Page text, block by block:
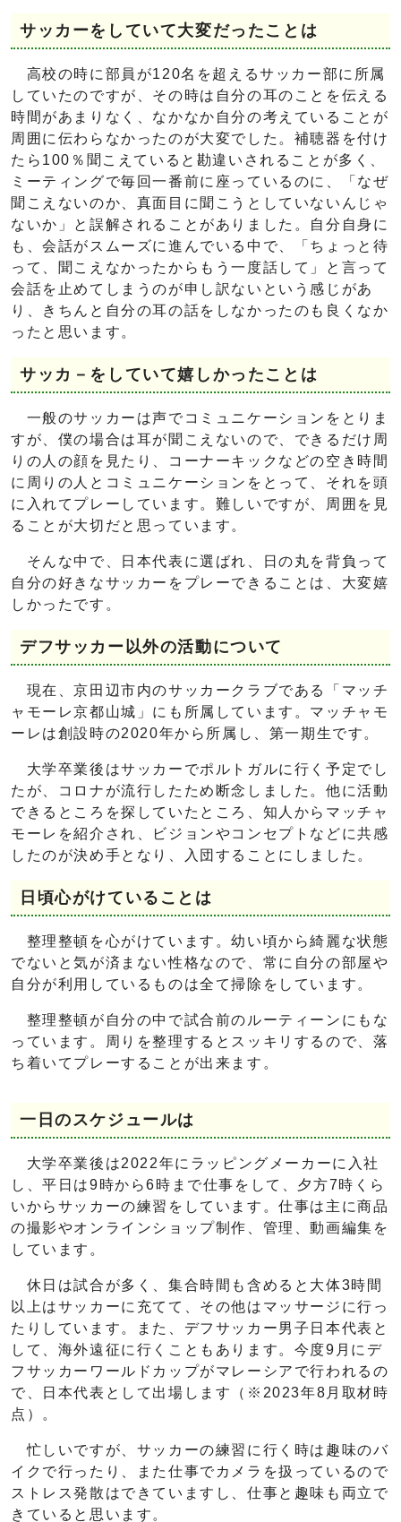
サッカーをしていて大変だったことは
高校の時に部員が120名を超えるサッカー部に所属
していたのですが、その時は自分の耳のことを伝える
時間があまりなく、なかなか自分の考えていることが
周囲に伝わらなかったのが大変でした。補聴器を付け
たら100％聞こえていると勘違いされることが多く、
ミーティングで毎回一番前に座っているのに、「なぜ
聞こえないのか、真面目に聞こうとしていないんじゃ
ないか」と誤解されることがありました。自分自身に
も、会話がスムーズに進んでいる中で、「ちょっと待
って、聞こえなかったからもう一度話して」と言って
会話を止めてしまうのが申し訳ないという感じがあ
り、きちんと自分の耳の話をしなかったのも良くなか
ったと思います。
サッカ－をしていて嬉しかったことは
一般のサッカーは声でコミュニケーションをとりま
すが、僕の場合は耳が聞こえないので、できるだけ周
りの人の顔を見たり、コーナーキックなどの空き時間
に周りの人とコミュニケーションをとって、それを頭
に入れてプレーしています。難しいですが、周囲を見
ることが大切だと思っています。
そんな中で、日本代表に選ばれ、日の丸を背負って
自分の好きなサッカーをプレーできることは、大変嬉
しかったです。
デフサッカー以外の活動について
現在、京田辺市内のサッカークラブである「マッチ
ャモーレ京都山城」にも所属しています。マッチャモ
ーレは創設時の2020年から所属し、第一期生です。
大学卒業後はサッカーでポルトガルに行く予定でし
たが、コロナが流行したため断念しました。他に活動
できるところを探していたところ、知人からマッチャ
モーレを紹介され、ビジョンやコンセプトなどに共感
したのが決め手となり、入団することにしました。
日頃心がけていることは
整理整頓を心がけています。幼い頃から綺麗な状態
でないと気が済まない性格なので、常に自分の部屋や
自分が利用しているものは全て掃除をしています。
整理整頓が自分の中で試合前のルーティーンにもな
っています。周りを整理するとスッキリするので、落
ち着いてプレーすることが出来ます。
一日のスケジュールは
大学卒業後は2022年にラッピングメーカーに入社
し、平日は9時から6時まで仕事をして、夕方7時くら
いからサッカーの練習をしています。仕事は主に商品
の撮影やオンラインショップ制作、管理、動画編集を
しています。
休日は試合が多く、集合時間も含めると大体3時間
以上はサッカーに充てて、その他はマッサージに行っ
たりしています。また、デフサッカー男子日本代表と
して、海外遠征に行くこともあります。今度9月にデ
フサッカーワールドカップがマレーシアで行われるの
で、日本代表として出場します（※2023年8月取材時
点）。
忙しいですが、サッカーの練習に行く時は趣味のバ
イクで行ったり、また仕事でカメラを扱っているので
ストレス発散はできていますし、仕事と趣味も両立で
きていると思います。